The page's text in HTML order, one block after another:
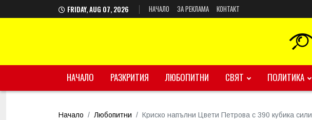
FRIDAY, AUG 07, 2026 НАЧАЛО ЗА РЕКЛАМА КОНТАКТ
НАЧАЛО РАЗКРИТИЯ ЛЮБОПИТНИ СВЯТ ПОЛИТИКА
Начало Любопитни Криско напълни Цвети Петрова с 390 кубика